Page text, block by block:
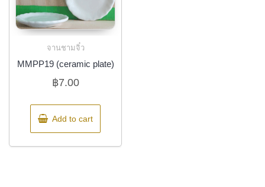
จานชามจิ๋ว
MMPP19 (ceramic plate)
฿7.00
Add to cart